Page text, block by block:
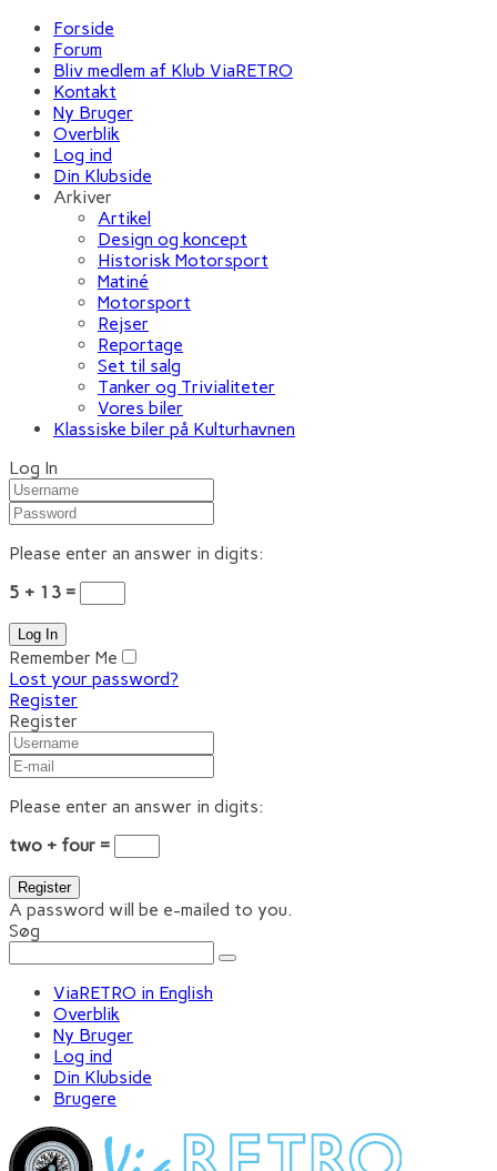
Forside
Forum
Bliv medlem af Klub ViaRETRO
Kontakt
Ny Bruger
Overblik
Log ind
Din Klubside
Arkiver
Artikel
Design og koncept
Historisk Motorsport
Matiné
Motorsport
Rejser
Reportage
Set til salg
Tanker og Trivialiteter
Vores biler
Klassiske biler på Kulturhavnen
Log In
Please enter an answer in digits:
5 + 13 =
Remember Me
Lost your password?
Register
Register
Please enter an answer in digits:
two + four =
A password will be e-mailed to you.
Søg
ViaRETRO in English
Overblik
Ny Bruger
Log ind
Din Klubside
Brugere